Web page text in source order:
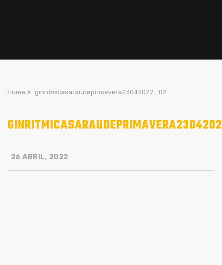
Home > ginritmicasaraudeprimavera23042022_02
26 ABRIL, 2022